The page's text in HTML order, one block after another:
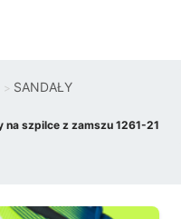
SANDAŁY
na szpilce z zamszu 1261-21